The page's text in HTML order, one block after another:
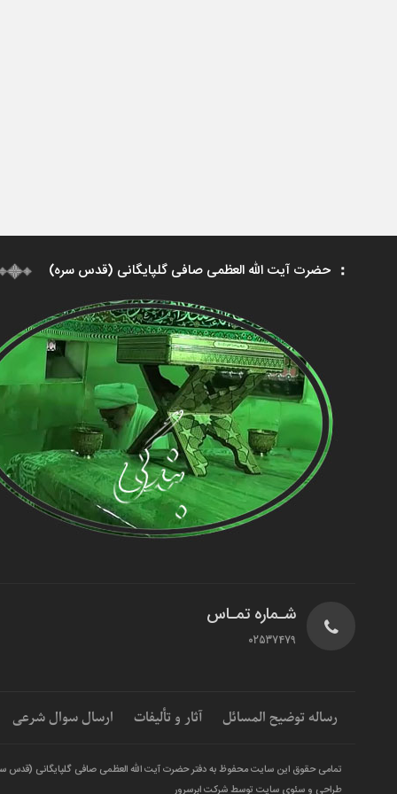
حضرت آیت الله العظمی صافی گلپایگانی (قدس سره)
شـماره تمـاس
02537479
رساله توضیح المسائل آثار و تألیفات ارسال سوال شرعی
تمامی حقوق این سایت محفوظ به دفتر حضرت آیت الله العظمی صافی گلپایگانی (قدس
طراحی و سئوی سایت توسط شرکت ابرسرور